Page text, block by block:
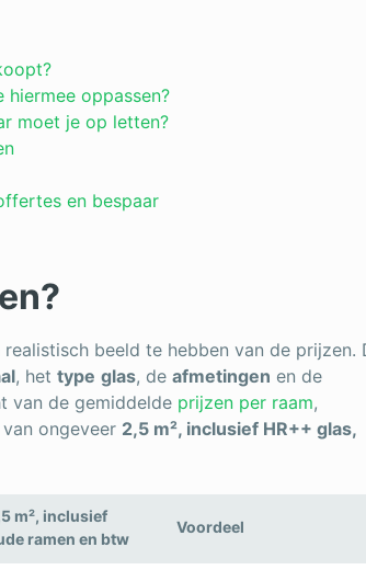
hiermee oppassen?
moet je op letten?
en bespaar
beeld te hebben van de prijzen.
, het type glas, de afmetingen en de
van de gemiddelde prijzen per raam,
ongeveer 2,5 m², inclusief HR++ glas,
m², inclusief
ramen en btw
Voordeel